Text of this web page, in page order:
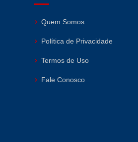
Quem Somos
Política de Privacidade
Termos de Uso
Fale Conosco